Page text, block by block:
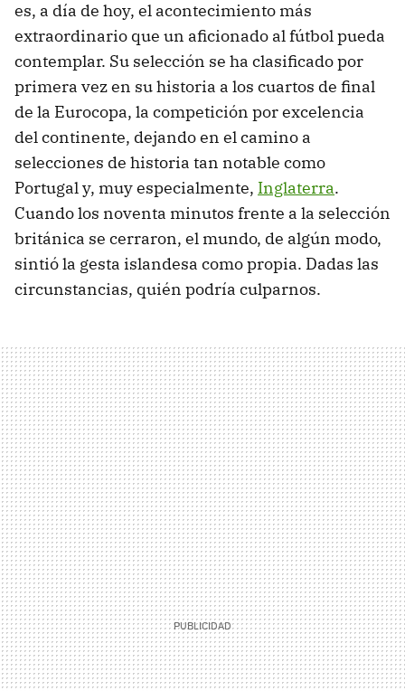
es, a día de hoy, el acontecimiento más
extraordinario que un aficionado al fútbol pueda
contemplar. Su selección se ha clasificado por
primera vez en su historia a los cuartos de final
de la Eurocopa, la competición por excelencia
del continente, dejando en el camino a
selecciones de historia tan notable como
Portugal y, muy especialmente, Inglaterra.
Cuando los noventa minutos frente a la selección
británica se cerraron, el mundo, de algún modo,
sintió la gesta islandesa como propia. Dadas las
circunstancias, quién podría culparnos.